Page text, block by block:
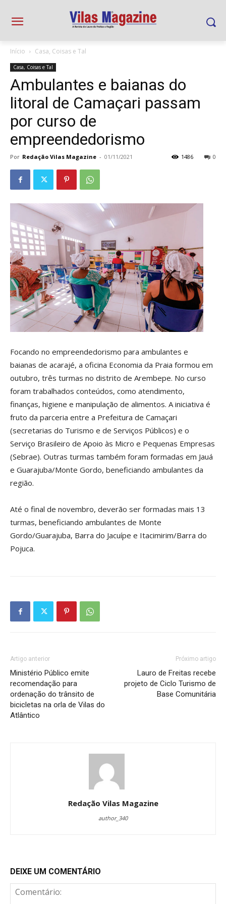
Início Casa, Coisas e Tal
Casa, Coisas e Tal
Ambulantes e baianas do
litoral de Camaçari passam
por curso de
empreendedorismo
Por Redação Vilas Magazine - 01/11/2021 0
1486
Focando no empreendedorismo para ambulantes e
baianas de acarajé, a oficina Economia da Praia formou em
outubro, três turmas no distrito de Arembepe. No curso
foram trabalhados conteúdos, como atendimento,
finanças, higiene e manipulação de alimentos. A iniciativa é
fruto da parceria entre a Prefeitura de Camaçari
(secretarias do Turismo e de Serviços Públicos) e o
Serviço Brasileiro de Apoio às Micro e Pequenas Empresas
(Sebrae). Outras turmas também foram formadas em Jauá
e Guarajuba/Monte Gordo, beneficiando ambulantes da
região.
Até o final de novembro, deverão ser formadas mais 13
turmas, beneficiando ambulantes de Monte
Gordo/Guarajuba, Barra do Jacuípe e Itacimirim/Barra do
Pojuca.
Artigo anterior
Ministério Público emite
recomendação para
ordenação do trânsito de
bicicletas na orla de Vilas do
Atlântico
Próximo artigo
Lauro de Freitas recebe
projeto de Ciclo Turismo de
Base Comunitária
Redação Vilas Magazine
author_340
DEIXE UM COMENTÁRIO